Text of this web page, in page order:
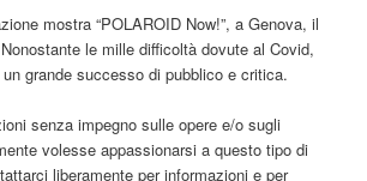
mostra “POLAROID Now!”, a Genova, il
le mille difficoltà dovute al Covid,
grande successo di pubblico e critica.
senza impegno sulle opere e/o sugli
volesse appassionarsi a questo tipo di
liberamente per informazioni e per